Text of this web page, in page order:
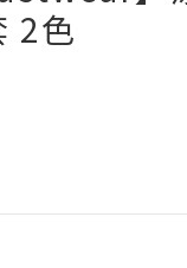
2色